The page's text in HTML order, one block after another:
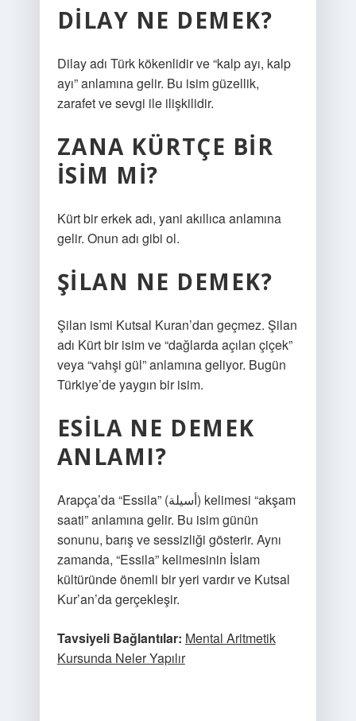
DILAY NE DEMEK?
Dilay adı Türk kökenlidir ve “kalp ayı, kalp
ayı” anlamına gelir. Bu isim güzellik,
zarafet ve sevgi ile ilişkilidir.
ZANA KÜRTÇE BIR
ISIM MI?
Kürt bir erkek adı, yani akıllıca anlamına
gelir. Onun adı gibi ol.
ŞILAN NE DEMEK?
Şilan ismi Kutsal Kuran’dan geçmez. Şilan
adı Kürt bir isim ve “dağlarda açılan çiçek”
veya “vahşi gül” anlamına geliyor. Bugün
Türkiye’de yaygın bir isim.
ESILA NE DEMEK
ANLAMI?
Arapça’da “Essila” (أسيلة) kelimesi “akşam
saati” anlamına gelir. Bu isim günün
sonunu, barış ve sessizliği gösterir. Aynı
zamanda, “Essila” kelimesinin İslam
kültüründe önemli bir yeri vardır ve Kutsal
Kur’an’da gerçekleşir.
Tavsiyeli Bağlantılar: Mental Aritmetik
Kursunda Neler Yapılır